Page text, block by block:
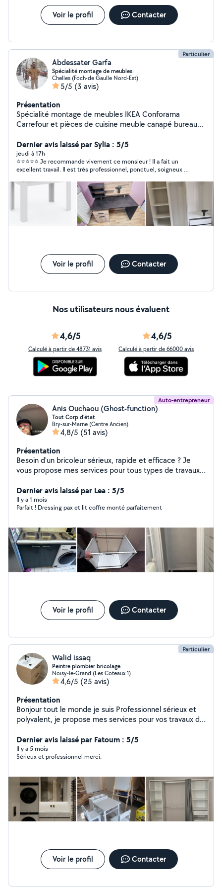
chantier propre, un respect strict des délais et un
savoir-faire reconnu (Voir mes avis clients!). Pour un
chiffrage précis (carburant inclus), n'hésitez pas à
Au plaisir de concrétiser vos projets.
Voir le profil Contacter
Particulier
Abdessater Garfa
Spécialité montage de meubles
Chelles (Foch-de Gaulle Nord-Est)
5/5 (3 avis)
Présentation
Spécialité montage de meubles IKEA Conforama
Carrefour et pièces de cuisine meuble canapé bureau
nettoyage et peinture n'hésitez pas à contacter moi j'ai
rapide
Dernier avis laissé par Sylia : 5/5
jeudi à 17h
⭐⭐⭐⭐⭐ Je recommande vivement ce monsieur ! Il a fait un
excellent travail. Il est très professionnel, ponctuel, soigneux et
précision. En plus de ses compétences, il est très gentil, poli
et agréable. Je suis entièrement satisfaite de sa prestation et
je ferai de nouveau appel à lui si besoin. Merci encore !
Voir le profil Contacter
Nos utilisateurs nous évaluent
4,6/5
Calculé à partir de 48731 avis
4,6/5
Calculé à partir de 66000 avis
Auto-entrepreneur
Anis Ouchaou (Ghost-function)
Tout Corp d'état
Bry-sur-Marne (Centre Ancien)
4,8/5 (51 avis)
Présentation
Besoin d'un bricoleur sérieux, rapide et efficace ? Je
vous propose mes services pour tous types de travaux
réparations, installations, finitions, améliorations de
l'habitat et bien plus encore. Travail soigné et de qualité
Ponctualité et sérieux Conseils honnêtes et solutions
satisfaction est ma priorité. Un travail bien fait, au juste
prix. N'hésitez pas à me contacter, je réponds
rapidement et avec plaisir.
Dernier avis laissé par Lea : 5/5
Il y a 1 mois
Parfait ! Dressing pax et lit coffre monté parfaitement
Voir le profil Contacter
Particulier
Walid issaq
Peintre plombier bricolage
Noisy-le-Grand (Les Coteaux 1)
4,6/5 (25 avis)
Présentation
Bonjour tout le monde je suis Professionnel sérieux et
polyvalent, je propose mes services pour vos travaux de
à domicile. Travail soigné, rapide et à prix raisonnable.
Disponible sur rendez-vous, même en urgence.
N'hésitez pas de me contacter
Dernier avis laissé par Fatoum : 5/5
Il y a 5 mois
Sérieux et professionnel merci.
Voir le profil Contacter